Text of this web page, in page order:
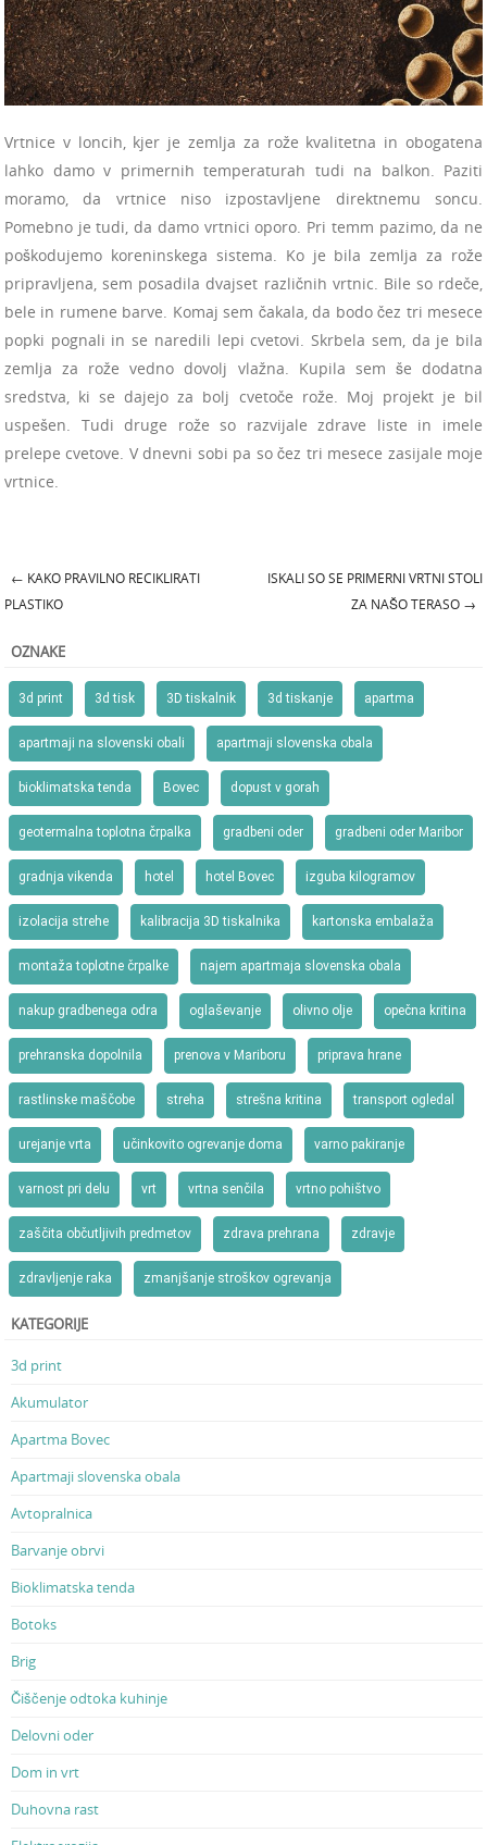
Vrtnice v loncih, kjer je zemlja za rože kvalitetna in obogatena
lahko damo v primernih temperaturah tudi na balkon. Paziti
moramo, da vrtnice niso izpostavljene direktnemu soncu.
Pomebno je tudi, da damo vrtnici oporo. Pri temm pazimo, da ne
poškodujemo koreninskega sistema. Ko je bila zemlja za rože
pripravljena, sem posadila dvajset različnih vrtnic. Bile so rdeče,
bele in rumene barve. Komaj sem čakala, da bodo čez tri mesece
popki pognali in se naredili lepi cvetovi. Skrbela sem, da je bila
zemlja za rože vedno dovolj vlažna. Kupila sem še dodatna
sredstva, ki se dajejo za bolj cvetoče rože. Moj projekt je bil
uspešen. Tudi druge rože so razvijale zdrave liste in imele
prelepe cvetove. V dnevni sobi pa so čez tri mesece zasijale moje
vrtnice.
Post navigation
← KAKO PRAVILNO RECIKLIRATI
PLASTIKO
ISKALI SO SE PRIMERNI VRTNI STOLI
ZA NAŠO TERASO →
OZNAKE
3d print 3d tisk 3D tiskalnik 3d tiskanje apartma
apartmaji na slovenski obali apartmaji slovenska obala
bioklimatska tenda Bovec dopust v gorah
geotermalna toplotna črpalka gradbeni oder gradbeni oder Maribor
gradnja vikenda hotel hotel Bovec izguba kilogramov
izolacija strehe kalibracija 3D tiskalnika kartonska embalaža
montaža toplotne črpalke najem apartmaja slovenska obala
nakup gradbenega odra oglaševanje olivno olje opečna kritina
prehranska dopolnila prenova v Mariboru priprava hrane
rastlinske maščobe streha strešna kritina transport ogledal
urejanje vrta učinkovito ogrevanje doma varno pakiranje
varnost pri delu vrt vrtna senčila vrtno pohištvo
zaščita občutljivih predmetov zdrava prehrana zdravje
zdravljenje raka zmanjšanje stroškov ogrevanja
KATEGORIJE
3d print
Akumulator
Apartma Bovec
Apartmaji slovenska obala
Avtopralnica
Barvanje obrvi
Bioklimatska tenda
Botoks
Brig
Čiščenje odtoka kuhinje
Delovni oder
Dom in vrt
Duhovna rast